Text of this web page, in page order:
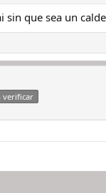
sin que sea un
verificar